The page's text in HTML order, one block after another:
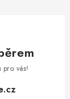
pro vás!